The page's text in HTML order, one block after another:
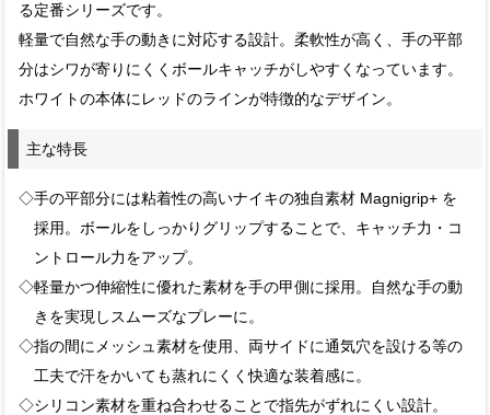
る定番シリーズです。
軽量で自然な手の動きに対応する設計。柔軟性が高く、手の平部
分はシワが寄りにくくボールキャッチがしやすくなっています。
ホワイトの本体にレッドのラインが特徴的なデザイン。
主な特長
◇手の平部分には粘着性の高いナイキの独自素材 Magnigrip+ を
採用。ボールをしっかりグリップすることで、キャッチ力・コ
ントロール力をアップ。
◇軽量かつ伸縮性に優れた素材を手の甲側に採用。自然な手の動
きを実現しスムーズなプレーに。
◇指の間にメッシュ素材を使用、両サイドに通気穴を設ける等の
工夫で汗をかいても蒸れにくく快適な装着感に。
◇シリコン素材を重ね合わせることで指先がずれにくい設計。